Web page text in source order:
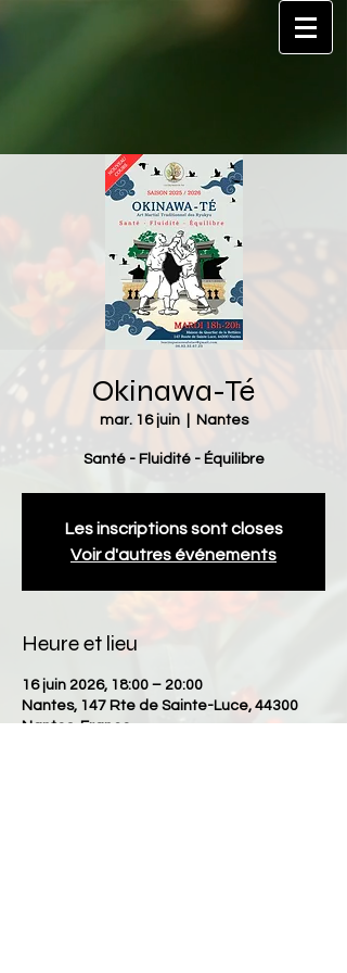
Okinawa-Té
mar. 16 juin
  |
Nantes
Santé - Fluidité - Équilibre
Les inscriptions sont closes
Voir d'autres événements
Heure et lieu
16 juin 2026, 18:00 – 20:00
Nantes, 147 Rte de Sainte-Luce, 44300
Nantes, France